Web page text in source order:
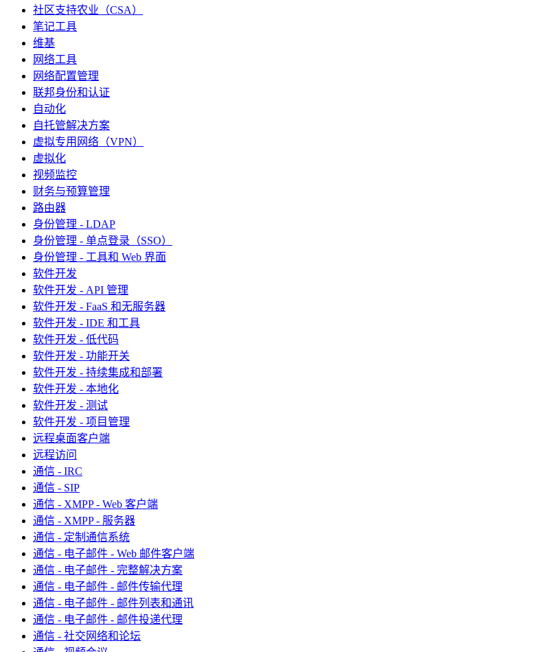
社区支持农业（CSA）
笔记工具
维基
网络工具
网络配置管理
联邦身份和认证
自动化
自托管解决方案
虚拟专用网络（VPN）
虚拟化
视频监控
财务与预算管理
路由器
身份管理 - LDAP
身份管理 - 单点登录（SSO）
身份管理 - 工具和 Web 界面
软件开发
软件开发 - API 管理
软件开发 - FaaS 和无服务器
软件开发 - IDE 和工具
软件开发 - 低代码
软件开发 - 功能开关
软件开发 - 持续集成和部署
软件开发 - 本地化
软件开发 - 测试
软件开发 - 项目管理
远程桌面客户端
远程访问
通信 - IRC
通信 - SIP
通信 - XMPP - Web 客户端
通信 - XMPP - 服务器
通信 - 定制通信系统
通信 - 电子邮件 - Web 邮件客户端
通信 - 电子邮件 - 完整解决方案
通信 - 电子邮件 - 邮件传输代理
通信 - 电子邮件 - 邮件列表和通讯
通信 - 电子邮件 - 邮件投递代理
通信 - 社交网络和论坛